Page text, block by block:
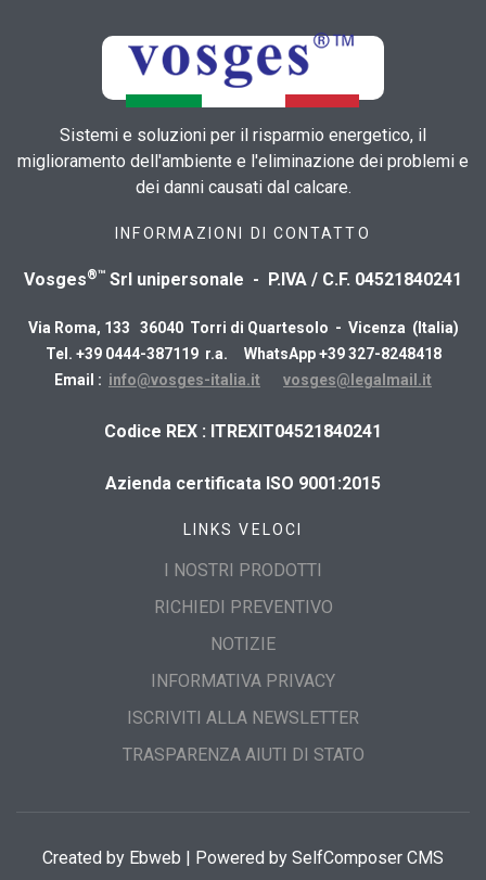
Sistemi e soluzioni per il risparmio energetico, il
miglioramento dell'ambiente e l'eliminazione dei problemi e
dei danni causati dal calcare.
INFORMAZIONI DI CONTATTO
Vosges®™ Srl unipersonale - P.IVA / C.F. 04521840241
Via Roma, 133 36040 Torri di Quartesolo - Vicenza (Italia)
Tel. +39 0444-387119 r.a. WhatsApp +39 327-8248418
Email : info@vosges-italia.it vosges@legalmail.it
​Codice REX : ITREXIT04521840241
Azienda certificata ISO 9001:2015
LINKS VELOCI
I NOSTRI PRODOTTI
RICHIEDI PREVENTIVO
NOTIZIE
INFORMATIVA PRIVACY
ISCRIVITI ALLA NEWSLETTER
TRASPARENZA AIUTI DI STATO
Created by Ebweb | Powered by SelfComposer CMS